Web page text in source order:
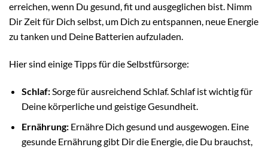
erreichen, wenn Du gesund, fit und ausgeglichen bist. Nimm
Dir Zeit für Dich selbst, um Dich zu entspannen, neue Energie
zu tanken und Deine Batterien aufzuladen.
Hier sind einige Tipps für die Selbstfürsorge:
Schlaf:Sorge für ausreichend Schlaf. Schlaf ist wichtig für
Deine körperliche und geistige Gesundheit.
Ernährung:Ernähre Dich gesund und ausgewogen. Eine
gesunde Ernährung gibt Dir die Energie, die Du brauchst,